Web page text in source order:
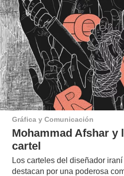
Gráfica y Comunicación
Mohammad Afshar y
cartel
Los carteles del diseñador
destacan por una poderosa